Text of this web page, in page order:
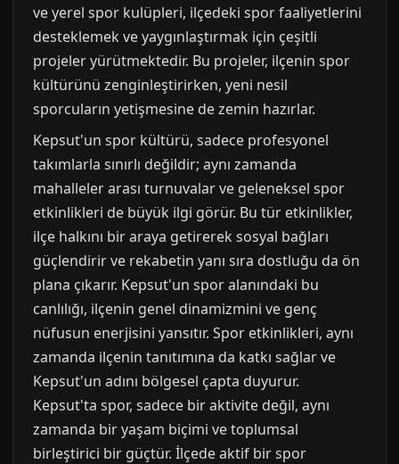
ve yerel spor kulüpleri, ilçedeki spor faaliyetlerini
desteklemek ve yaygınlaştırmak için çeşitli
projeler yürütmektedir. Bu projeler, ilçenin spor
kültürünü zenginleştirirken, yeni nesil
sporcuların yetişmesine de zemin hazırlar.
Kepsut'un spor kültürü, sadece profesyonel
takımlarla sınırlı değildir; aynı zamanda
mahalleler arası turnuvalar ve geleneksel spor
etkinlikleri de büyük ilgi görür. Bu tür etkinlikler,
ilçe halkını bir araya getirerek sosyal bağları
güçlendirir ve rekabetin yanı sıra dostluğu da ön
plana çıkarır. Kepsut'un spor alanındaki bu
canlılığı, ilçenin genel dinamizmini ve genç
nüfusun enerjisini yansıtır. Spor etkinlikleri, aynı
zamanda ilçenin tanıtımına da katkı sağlar ve
Kepsut'un adını bölgesel çapta duyurur.
Kepsut'ta spor, sadece bir aktivite değil, aynı
zamanda bir yaşam biçimi ve toplumsal
birleştirici bir güçtür. İlçede aktif bir spor